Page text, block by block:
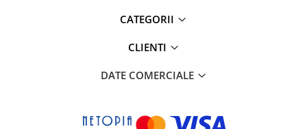
CATEGORII
CLIENTI
DATE COMERCIALE